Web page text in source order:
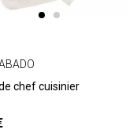
chef cuisinier